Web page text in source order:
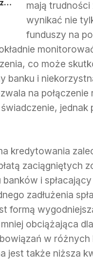
mają trudności
wynikać nie
funduszy na
co może
banku i
na
kredytowania
zaciągniętych
banków i
zadłużenia
formą
obciążająca
w
jest także niższa